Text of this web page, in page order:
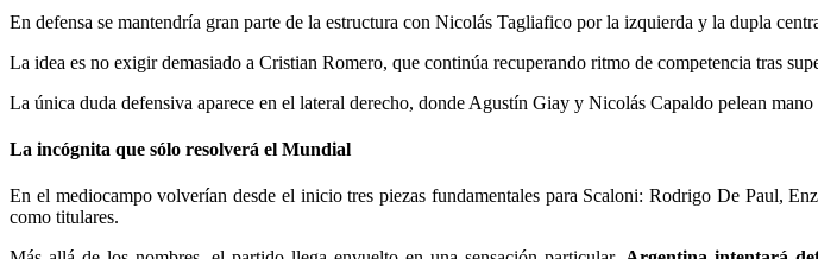
En defensa se mantendría gran parte de la estructura con Nicolás Tagliafico por la izquierda y la dupla
La idea es no exigir demasiado a Cristian Romero, que continúa recuperando ritmo de competencia tras
La única duda defensiva aparece en el lateral derecho, donde Agustín Giay y Nicolás Capaldo pelean
La incógnita que sólo resolverá el Mundial
En el mediocampo volverían desde el inicio tres piezas fundamentales para Scaloni: Rodrigo De Paul,
como titulares.